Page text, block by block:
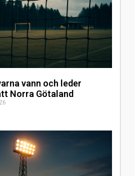
vann och leder
Norra Götaland